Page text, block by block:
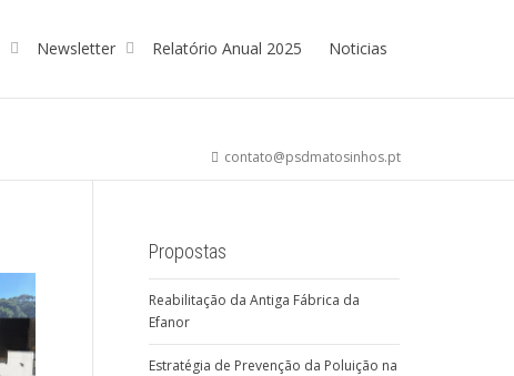
Newsletter Relatório Anual 2025 Noticias
contato@psdmatosinhos.pt
Propostas
Reabilitação da Antiga Fábrica da
Efanor
Estratégia de Prevenção da Poluição na